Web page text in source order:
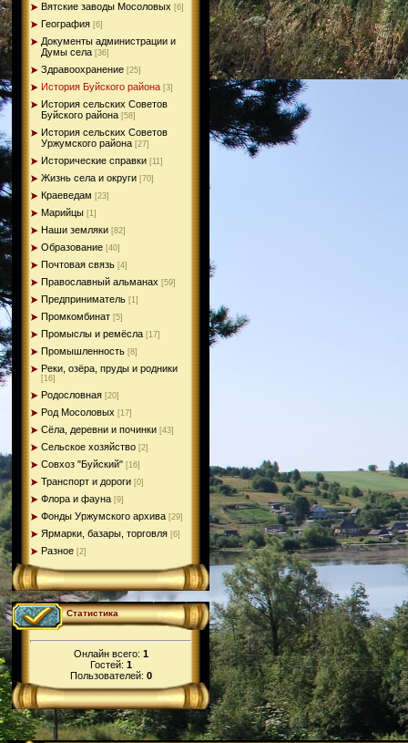
Вятские заводы Мосоловых [6]
География [6]
Документы администрации и
Думы села [36]
Здравоохранение [25]
История Буйского района [3]
История сельских Советов
Буйского района [58]
История сельских Советов
Уржумского района [27]
Исторические справки [11]
Жизнь села и округи [70]
Краеведам [23]
Марийцы [1]
Наши земляки [82]
Образование [40]
Почтовая связь [4]
Православный альманах [59]
Предприниматель [1]
Промкомбинат [5]
Промыслы и ремёсла [17]
Промышленность [8]
Реки, озёра, пруды и родники
[16]
Родословная [20]
Род Мосоловых [17]
Сёла, деревни и починки [43]
Сельское хозяйство [2]
Совхоз "Буйский" [16]
Транспорт и дороги [0]
Флора и фауна [9]
Фонды Уржумского архива [29]
Ярмарки, базары, торговля [6]
Разное [2]
Статистика
Онлайн всего: 1
Гостей: 1
Пользователей: 0